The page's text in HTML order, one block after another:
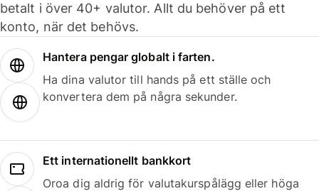
betalt i över 40+ valutor. Allt du behöver på ett
konto, när det behövs.
Hantera pengar globalt i farten.
Ha dina valutor till hands på ett ställe och
konvertera dem på några sekunder.
Ett internationellt bankkort
Oroa dig aldrig för valutakurspålägg eller höga